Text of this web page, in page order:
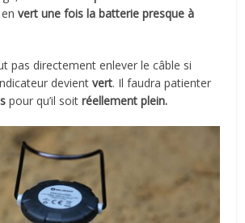
envert une fois la batterie presque à
pas directement enlever le câble si
devientvert. Il faudra patienter
pour qu’il soitréellement plein.